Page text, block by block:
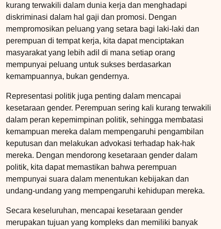
kurang terwakili dalam dunia kerja dan menghadapi
diskriminasi dalam hal gaji dan promosi. Dengan
mempromosikan peluang yang setara bagi laki-laki dan
perempuan di tempat kerja, kita dapat menciptakan
masyarakat yang lebih adil di mana setiap orang
mempunyai peluang untuk sukses berdasarkan
kemampuannya, bukan gendernya.
Representasi politik juga penting dalam mencapai
kesetaraan gender. Perempuan sering kali kurang terwakili
dalam peran kepemimpinan politik, sehingga membatasi
kemampuan mereka dalam mempengaruhi pengambilan
keputusan dan melakukan advokasi terhadap hak-hak
mereka. Dengan mendorong kesetaraan gender dalam
politik, kita dapat memastikan bahwa perempuan
mempunyai suara dalam menentukan kebijakan dan
undang-undang yang mempengaruhi kehidupan mereka.
Secara keseluruhan, mencapai kesetaraan gender
merupakan tujuan yang kompleks dan memiliki banyak